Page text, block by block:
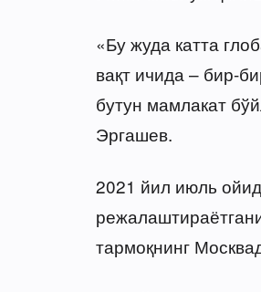
«Бу жуда катта
вақт ичида – бир-
бутун мамлакат
Эргашев.
2021 йил июль
тармоқнинг